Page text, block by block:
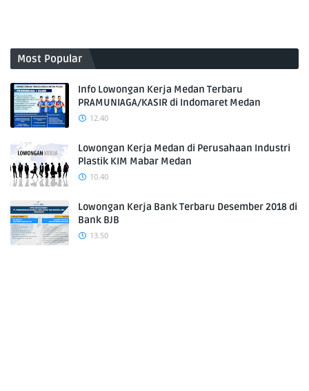
Most Popular
Info Lowongan Kerja Medan Terbaru
PRAMUNIAGA/KASIR di Indomaret Medan
12.40
Lowongan Kerja Medan di Perusahaan Industri
Plastik KIM Mabar Medan
10.40
Lowongan Kerja Bank Terbaru Desember 2018 di
Bank BJB
13.50